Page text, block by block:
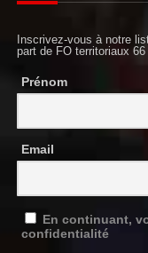
Inscrivez-vous à notre
part de FO territoriaux 66
Prénom
Email
En continuant,
confidentialité